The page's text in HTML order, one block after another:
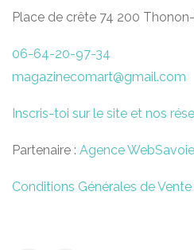
Place de crête 74 200
06-64-20-97-34
magazinecomart@gmail.com
Inscris-toi sur le site et nos
Partenaire : Agence WebSavoie
Conditions Générales de